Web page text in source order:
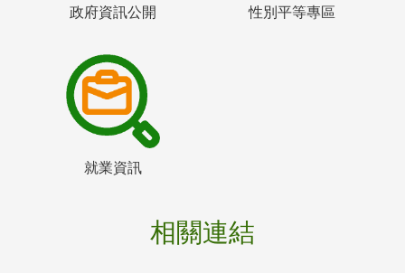
政府資訊公開 性別平等專區
就業資訊
相關連結